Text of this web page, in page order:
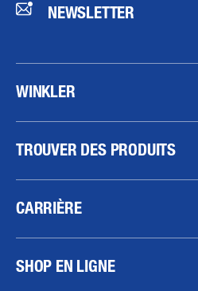
NEWSLETTER
WINKLER
TROUVER DES PRODUITS
CARRIÈRE
SHOP EN LIGNE